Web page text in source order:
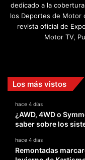
dedicado a la
los Deportes de Motor
revista oficial de
Motor TV,
Los más vistos
hace 4 días
¿AWD, 4WD o
saber sobre los
hace 4 días
Remontadas